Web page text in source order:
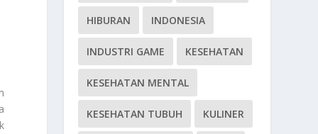
HIBURAN INDONESIA
INDUSTRI GAME KESEHATAN
KESEHATAN MENTAL
KESEHATAN TUBUH KULINER